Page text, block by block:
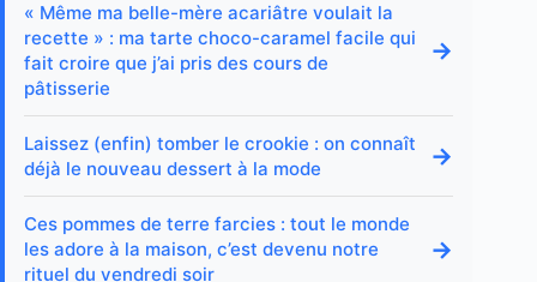
« Même ma belle-mère acariâtre voulait la
recette » : ma tarte choco-caramel facile qui
fait croire que j’ai pris des cours de
pâtisserie
→
Laissez (enfin) tomber le crookie : on connaît
déjà le nouveau dessert à la mode
→
Ces pommes de terre farcies : tout le monde
les adore à la maison, c’est devenu notre
rituel du vendredi soir
→